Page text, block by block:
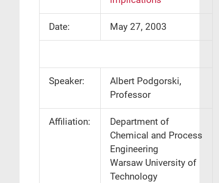
Date: May 27, 2003
Speaker:
Albert Podgorski,
Professor
Affiliation:
Department of
Chemical and Process
Engineering
Warsaw University of
Technology